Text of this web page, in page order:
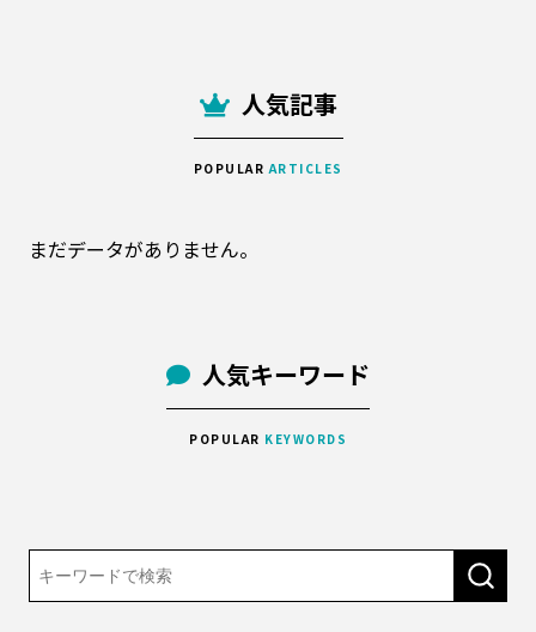
人気記事
POPULARARTICLES
まだデータがありません。
人気キーワード
POPULAR KEYWORDS